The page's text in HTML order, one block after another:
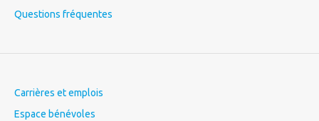
Questions fréquentes
Carrières et emplois
Espace bénévoles